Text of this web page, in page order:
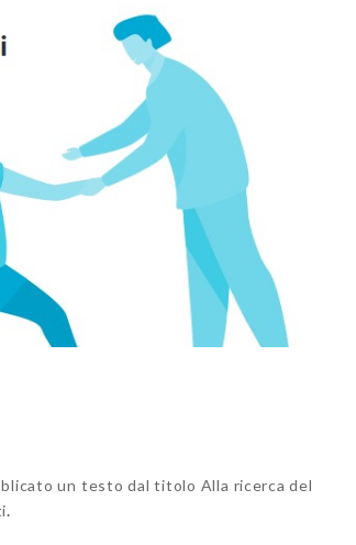
un testo dal titolo Alla ricerca del
.